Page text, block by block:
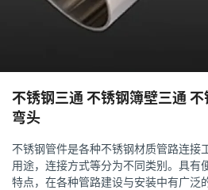
不锈钢三通 不锈钢簿壁三通
弯头
不锈钢管件是各种不锈钢材质管路连接
用途，连接方式等分为不同类别。具有
特点，在各种管路建设与安装中有广泛